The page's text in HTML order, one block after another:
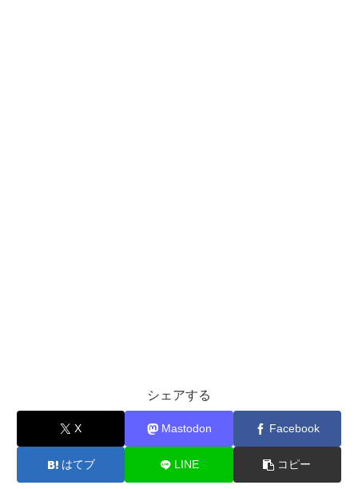
シェアする
X Mastodon Facebook
はてブ LINE コピー